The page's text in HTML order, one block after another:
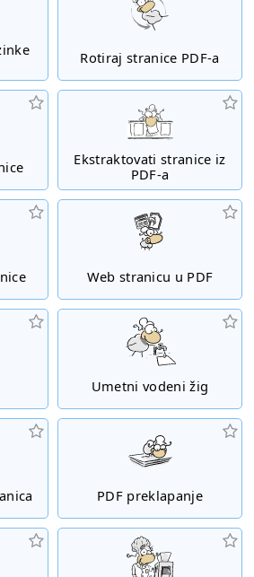
Rotiraj stranice PDF-a
Ekstraktovati stranice iz
PDF-a
Web stranicu u PDF
Umetni vodeni žig
PDF preklapanje